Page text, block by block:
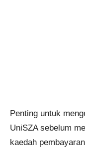
Penting untuk
UniSZA sebelum
kaedah